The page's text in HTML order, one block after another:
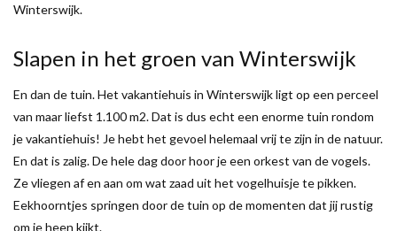
Winterswijk.
Slapen in het groen van Winterswijk
En dan de tuin. Het vakantiehuis in Winterswijk ligt op een perceel
van maar liefst 1.100 m2. Dat is dus echt een enorme tuin rondom
je vakantiehuis! Je hebt het gevoel helemaal vrij te zijn in de natuur.
En dat is zalig. De hele dag door hoor je een orkest van de vogels.
Ze vliegen af en aan om wat zaad uit het vogelhuisje te pikken.
Eekhoorntjes springen door de tuin op de momenten dat jij rustig
om je heen kijkt.